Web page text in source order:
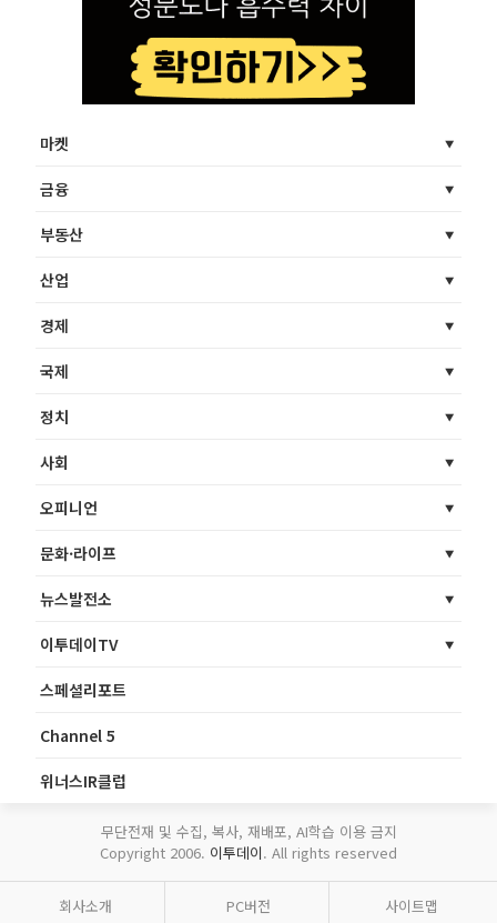
마켓
금융
부동산
산업
경제
국제
정치
사회
오피니언
문화·라이프
뉴스발전소
이투데이TV
스페셜리포트
Channel 5
위너스IR클럽
무단전재 및 수집, 복사, 재배포, AI학습 이용 금지
Copyright 2006. 이투데이. All rights reserved
회사소개 PC버전 사이트맵